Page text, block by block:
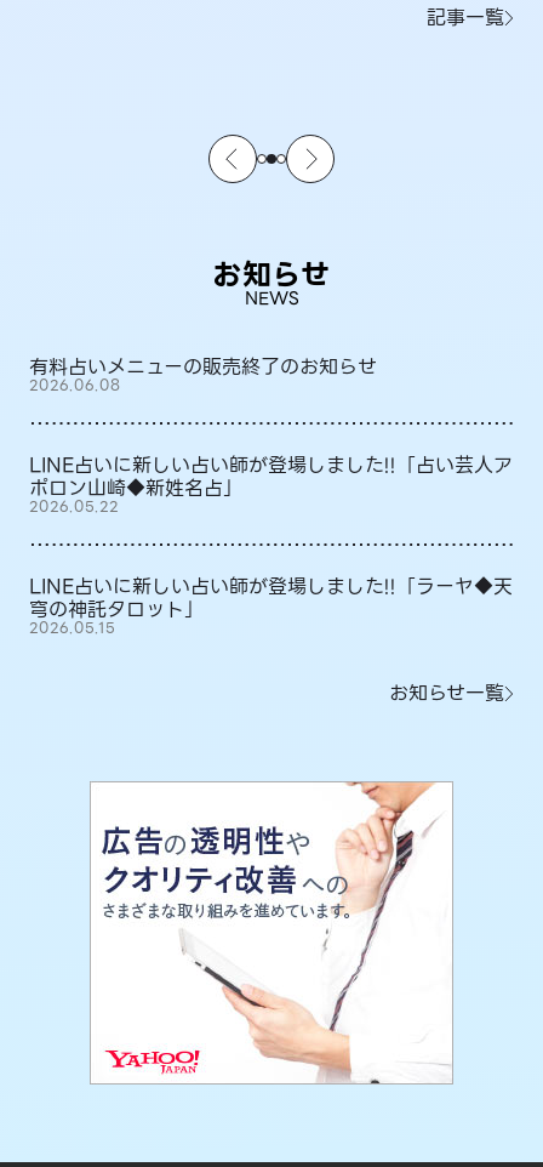
記事一覧
お知らせ
NEWS
有料占いメニューの販売終了のお知らせ
2026.06.08
LINE占いに新しい占い師が登場しました!!「占い芸人ア
ポロン山崎◆新姓名占」
2026.05.22
LINE占いに新しい占い師が登場しました!!「ラーヤ◆天
穹の神託タロット」
2026.05.15
お知らせ一覧